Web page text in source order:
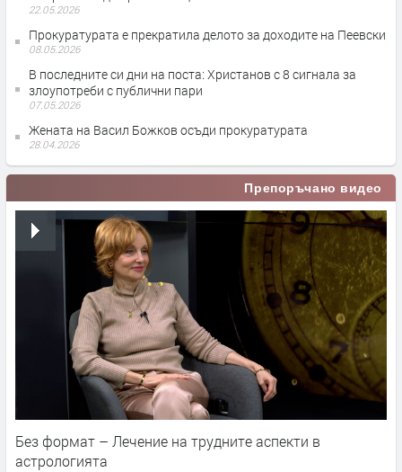
22.05.2026
Прокуратурата е прекратила делото за доходите на Пеевски
08.05.2026
В последните си дни на поста: Христанов с 8 сигнала за
злоупотреби с публични пари
07.05.2026
Жената на Васил Божков осъди прокуратурата
28.04.2026
Препоръчано видео
Без формат – Лечение на трудните аспекти в
астрологията